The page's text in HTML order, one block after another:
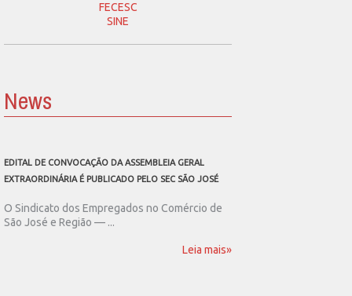
FECESC
SINE
News
EDITAL DE CONVOCAÇÃO DA ASSEMBLEIA GERAL
EXTRAORDINÁRIA É PUBLICADO PELO SEC SÃO JOSÉ
O Sindicato dos Empregados no Comércio de
São José e Região — ...
Leia mais»